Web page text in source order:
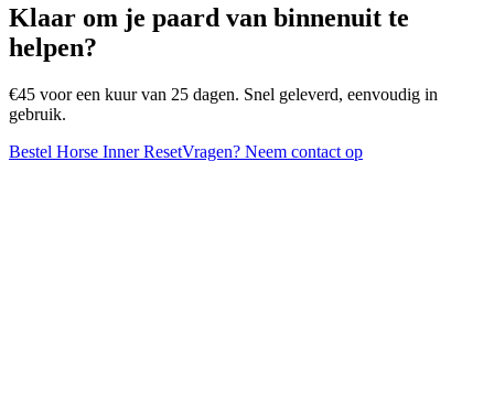
Klaar om je paard van binnenuit te
helpen?
€45 voor een kuur van 25 dagen. Snel geleverd, eenvoudig in
gebruik.
Bestel Horse Inner ResetVragen? Neem contact op